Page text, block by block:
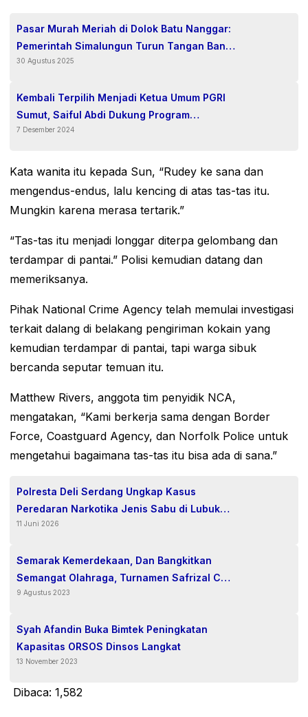
Pasar Murah Meriah di Dolok Batu Nanggar:
Pemerintah Simalungun Turun Tangan Bantu
Warga Atasi Inflasi.
30 Agustus 2025
Kembali Terpilih Menjadi Ketua Umum PGRI
Sumut, Saiful Abdi Dukung Program
Pemerintah Tingkatkan Kompetensi Guru.
7 Desember 2024
Kata wanita itu kepada Sun, “Rudey ke sana dan
mengendus-endus, lalu kencing di atas tas-tas itu.
Mungkin karena merasa tertarik.”
“Tas-tas itu menjadi longgar diterpa gelombang dan
terdampar di pantai.” Polisi kemudian datang dan
memeriksanya.
Pihak National Crime Agency telah memulai investigasi
terkait dalang di belakang pengiriman kokain yang
kemudian terdampar di pantai, tapi warga sibuk
bercanda seputar temuan itu.
Matthew Rivers, anggota tim penyidik NCA,
mengatakan, “Kami berkerja sama dengan Border
Force, Coastguard Agency, dan Norfolk Police untuk
mengetahui bagaimana tas-tas itu bisa ada di sana.”
Polresta Deli Serdang Ungkap Kasus
Peredaran Narkotika Jenis Sabu di Lubuk
Pakam
11 Juni 2026
Semarak Kemerdekaan, Dan Bangkitkan
Semangat Olahraga, Turnamen Safrizal CUP
1, Resmi di Buka.
9 Agustus 2023
Syah Afandin Buka Bimtek Peningkatan
Kapasitas ORSOS Dinsos Langkat
13 November 2023
Dibaca: 1,582